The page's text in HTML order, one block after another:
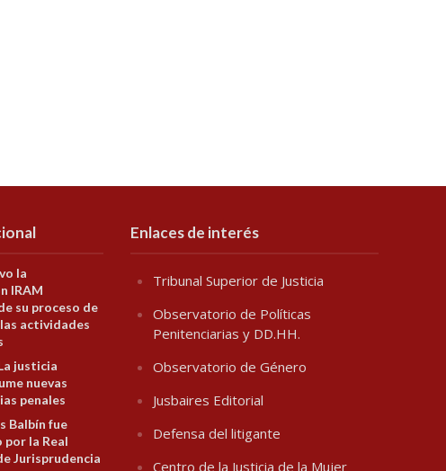
la
IRAM
su proceso de
actividades
justicia
nuevas
penales
Balbín fue
la Real
Jurisprudencia
Enlaces de interés
Tribunal Superior de Justicia
Observatorio de Políticas
Penitenciarias y DD.HH.
Observatorio de Género
Jusbaires Editorial
Defensa del litigante
Centro de la Justicia de la Mujer